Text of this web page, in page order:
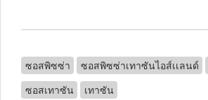
ซอสพิซซ่า ซอสพิซซ่าเทาซันไอส์เเลนด์
ซอสเทาซัน เทาซัน